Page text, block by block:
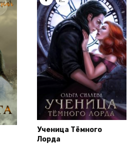
Ученица Тёмного
Лорда